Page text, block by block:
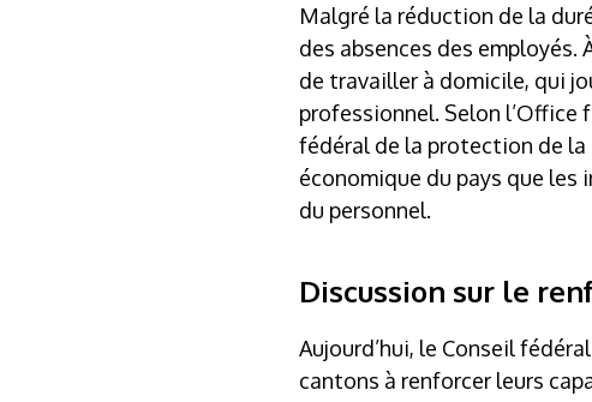
Malgré la réduction de la
des absences des
de travailler à domicile, qui
professionnel. Selon l’Office
fédéral de la protection de la
économique du pays que
du personnel.
Discussion sur le
Aujourd’hui, le Conseil
cantons à renforcer leurs